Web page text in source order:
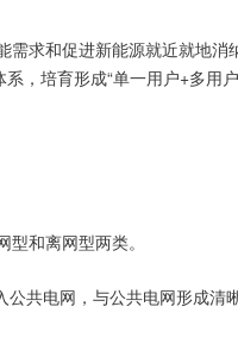
需求和促进新能源就近就地
，培育形成“单一用户+多用
和离网型两类。
公共电网，与公共电网形成